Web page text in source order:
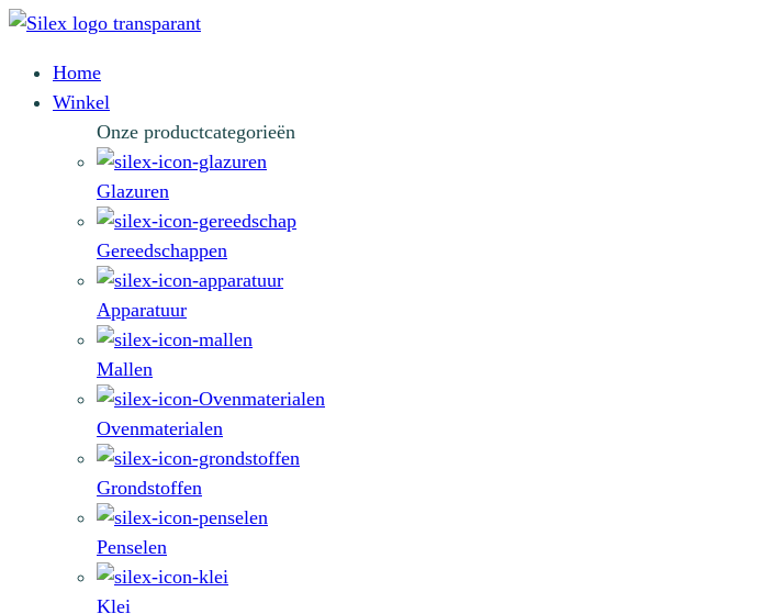
Home
Winkel
Onze productcategorieën
Glazuren
Gereedschappen
Apparatuur
Mallen
Ovenmaterialen
Grondstoffen
Penselen
Klei